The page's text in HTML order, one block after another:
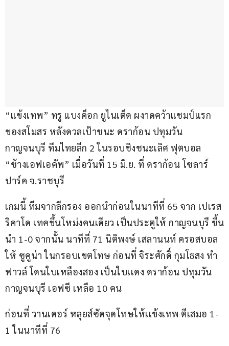
“แข้งเทพ” ทรู แบงค็อก ยูไนเต็ด ผงาดคว้าแชมป์แรก
ของสโมสร หลังดวลเป้าชนะ ดราก้อน ปทุมวัน
กาญจนบุรี ทีมไทยลีก 2 ในรอบชิงชนะเลิศ ฟุตบอล
“ช้างเอฟเอคัพ” เมื่อวันที่ 15 มิ.ย. ที่ ดราก้อน โซลาร์
ปาร์ค จ.ราชบุรี
เกมนี้ ทีมจากลีกรอง ออกนำก่อนในนาทีที่ 65 จาก เปเรส
ริคาโด เทคขึ้นโหม่งคนเดียว เป็นประตูให้ กาญจนบุรี ขึ้น
นำ 1-0 จากนั้น นาทีที่ 71 นิติพงษ์ เสลานนท์ ครอสบอล
ให้ ซูคูน่า ในกรอบเขตโทษ ก่อนที่ จิระศักดิ์ กุมโธสง ทำ
ฟาวล์ โดนใบเหลืองสอง เป็นใบเเดง ดราก้อน ปทุมวัน
กาญจนบุรี เอฟซี เหลือ 10 คน
ก่อนที่ วานเดอร์ หลุยส์ซัดจุดโทษให้เเข้งเทพ ตีเสมอ 1-
1 ในนาทีที่ 76